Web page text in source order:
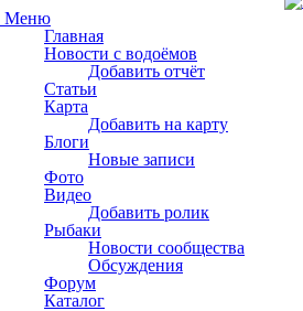
Меню
Главная
Новости с водоёмов
Добавить отчёт
Статьи
Карта
Добавить на карту
Блоги
Новые записи
Фото
Видео
Добавить ролик
Рыбаки
Новости сообщества
Обсуждения
Форум
Каталог